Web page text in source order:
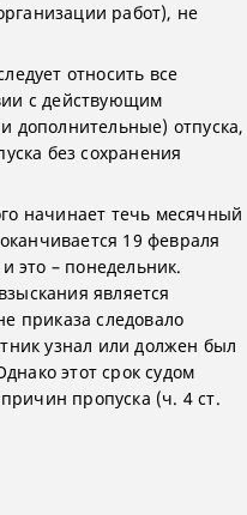
работ), не
относить все
с действующим
дополнительные) отпуска,
без сохранения
начинает течь месячный
19 февраля
это – понедельник.
является
приказа следовало
узнал или должен был
этот срок судом
пропуска (ч. 4 ст.